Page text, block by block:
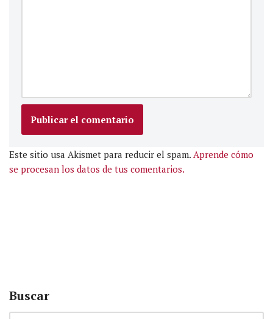
Este sitio usa Akismet para reducir el spam. Aprende cómo
se procesan los datos de tus comentarios.
Buscar